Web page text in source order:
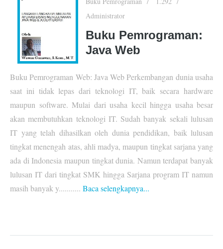
Administrator
Buku Pemrograman:
Java Web
Buku Pemrograman Web: Java Web Perkembangan dunia usaha
saat ini tidak lepas dari teknologi IT, baik secara hardware
maupun software. Mulai dari usaha kecil hingga usaha besar
akan membutuhkan teknologi IT. Sudah banyak sekali lulusan
IT yang telah dihasilkan oleh dunia pendidikan, baik lulusan
tingkat menengah atas, ahli madya, maupun tingkat sarjana yang
ada di Indonesia maupun tingkat dunia. Namun terdapat banyak
lulusan IT dari tingkat SMK hingga Sarjana program IT namun
masih banyak y........... Baca selengkapnya...